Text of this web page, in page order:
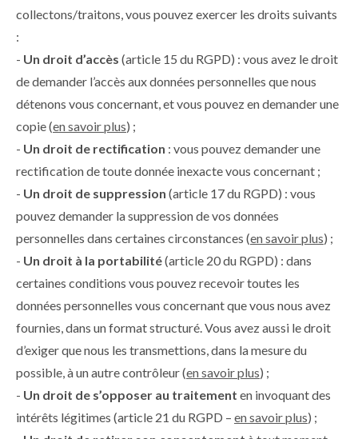
collectons/traitons, vous pouvez exercer les droits suivants
:
- Un droit d’accès (article 15 du RGPD) : vous avez le droit
de demander l’accès aux données personnelles que nous
détenons vous concernant, et vous pouvez en demander une
copie (en savoir plus) ;
- Un droit de rectification : vous pouvez demander une
rectification de toute donnée inexacte vous concernant ;
- Un droit de suppression (article 17 du RGPD) : vous
pouvez demander la suppression de vos données
personnelles dans certaines circonstances (en savoir plus) ;
- Un droit à la portabilité(article 20 du RGPD) : dans
certaines conditions vous pouvez recevoir toutes les
données personnelles vous concernant que vous nous avez
fournies, dans un format structuré. Vous avez aussi le droit
d’exiger que nous les transmettions, dans la mesure du
possible, à un autre contrôleur (en savoir plus) ;
- Un droit de s’opposer au traitement en invoquant des
intérêts légitimes (article 21 du RGPD – en savoir plus) ;